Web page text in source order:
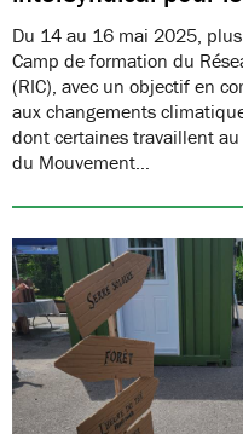
Du 14 au 16 mai 2025,
Camp de formation du
(RIC), avec un objectif en
aux changements
dont certaines travaillent
du Mouvement…